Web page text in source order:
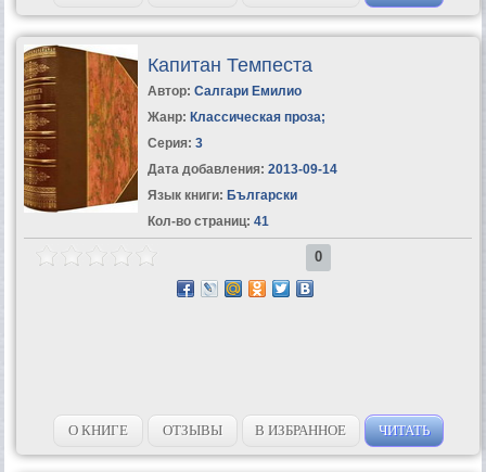
Капитан Темпеста
Автор: Салгари Емилио
Жанр: Классическая проза;
Серия: 3
Дата добавления: 2013-09-14
Язык книги: Български
Кол-во страниц: 41
0
О КНИГЕ ОТЗЫВЫ В ИЗБРАННОЕ ЧИТАТЬ